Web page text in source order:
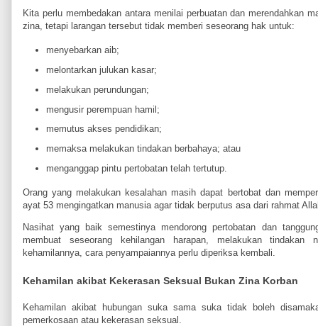
Kita perlu membedakan antara menilai perbuatan dan merendahkan
zina, tetapi larangan tersebut tidak memberi seseorang hak untuk:
menyebarkan aib;
melontarkan julukan kasar;
melakukan perundungan;
mengusir perempuan hamil;
memutus akses pendidikan;
memaksa melakukan tindakan berbahaya; atau
menganggap pintu pertobatan telah tertutup.
Orang yang melakukan kesalahan masih dapat bertobat dan
ayat 53 mengingatkan manusia agar tidak berputus asa dari rahmat
Nasihat yang baik semestinya mendorong pertobatan dan
membuat seseorang kehilangan harapan, melakukan tindakan
kehamilannya, cara penyampaiannya perlu diperiksa kembali.
Kehamilan akibat Kekerasan Seksual Bukan Zina Korban
Kehamilan akibat hubungan suka sama suka tidak boleh
pemerkosaan atau kekerasan seksual.